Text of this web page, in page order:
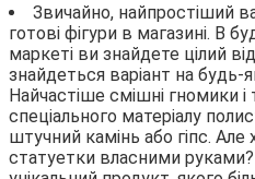
Звичайно, найпростіший
готові фігури в магазині. В
маркеті ви знайдете цілий
знайдеться варіант на будь-
Найчастіше смішні гномики і
спеціального матеріалу
штучний камінь або гіпс. Але
статуетки власними